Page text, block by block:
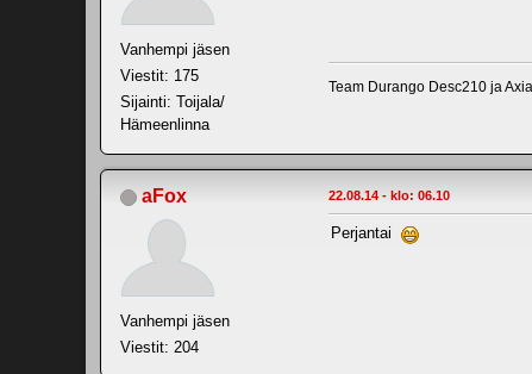
Vanhempi jäsen
Viestit: 175
Sijainti: Toijala/
Hämeenlinna
Team Durango Desc210 ja
aFox
Vanhempi jäsen
Viestit: 204
22.08.14 - klo: 06.10
Perjantai